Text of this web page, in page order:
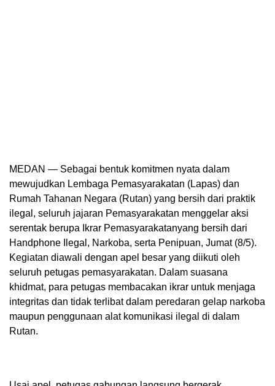
MEDAN — Sebagai bentuk komitmen nyata dalam
mewujudkan Lembaga Pemasyarakatan (Lapas) dan
Rumah Tahanan Negara (Rutan) yang bersih dari praktik
ilegal, seluruh jajaran Pemasyarakatan menggelar aksi
serentak berupa Ikrar Pemasyarakatanyang bersih dari
Handphone Ilegal, Narkoba, serta Penipuan, Jumat (8/5).
Kegiatan diawali dengan apel besar yang diikuti oleh
seluruh petugas pemasyarakatan. Dalam suasana
khidmat, para petugas membacakan ikrar untuk menjaga
integritas dan tidak terlibat dalam peredaran gelap narkoba
maupun penggunaan alat komunikasi ilegal di dalam
Rutan.